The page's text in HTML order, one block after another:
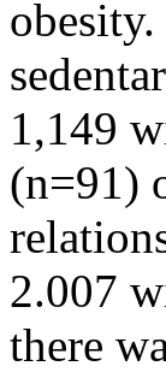
1,149
(n=91)
2.007
there